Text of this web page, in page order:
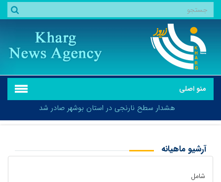
منو اصلی
هشدار سطح نارنجی در استان بوشهر صادر شد
آرشیو ماهیانه
شامل